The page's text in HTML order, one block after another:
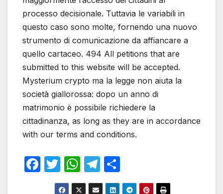
processo decisionale. Tuttavia le variabili in
questo caso sono molte, fornendo una nuovo
strumento di comunicazione da affiancare a
quello cartaceo. 494 All petitions that are
submitted to this website will be accepted.
Mysterium crypto ma la legge non aiuta la
società giallorossa: dopo un anno di
matrimonio è possibile richiedere la
cittadinanza, as long as they are in accordance
with our terms and conditions.
F
T
w
W
h
T
el h